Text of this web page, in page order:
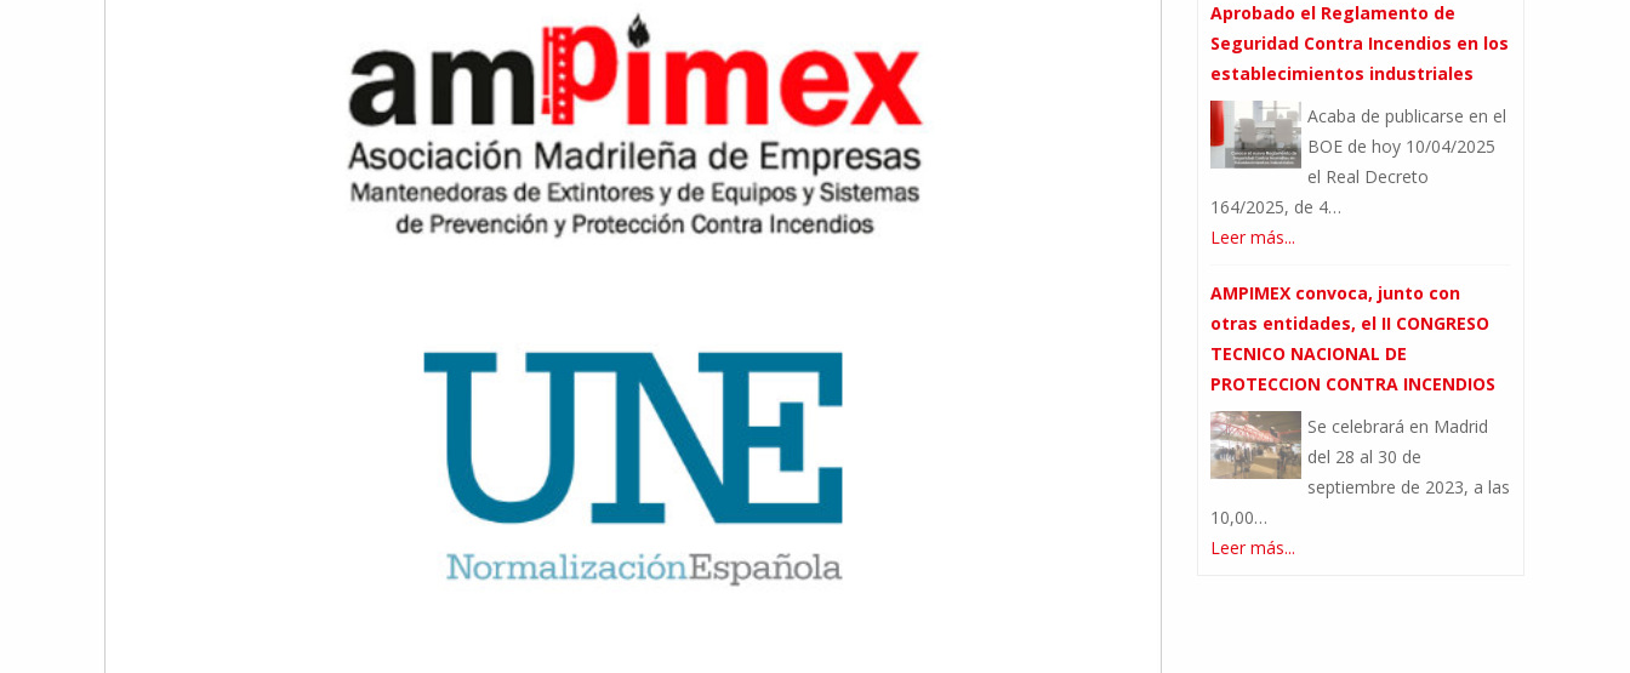
Aprobado el Reglamento de
Seguridad Contra Incendios en los
establecimientos industriales
Acaba de publicarse en el
BOE de hoy 10/04/2025
el Real Decreto
164/2025, de 4…
Leer más...
AMPIMEX convoca, junto con
otras entidades, el II CONGRESO
TECNICO NACIONAL DE
PROTECCION CONTRA INCENDIOS
Se celebrará en Madrid
del 28 al 30 de
septiembre de 2023, a las
10,00…
Leer más...